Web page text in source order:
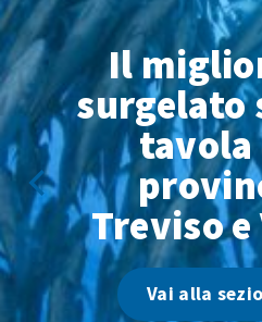
Il
surgelato
tavola
Treviso e
Vai alla